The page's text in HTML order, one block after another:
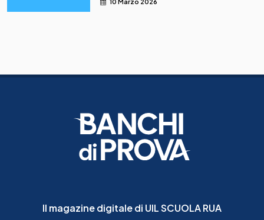
Il magazine digitale di UIL SCUOLA RUA